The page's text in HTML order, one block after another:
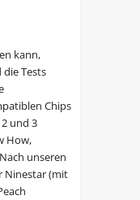
kann,
Tests
Chips
und 3
How,
unseren
Ninestar (mit